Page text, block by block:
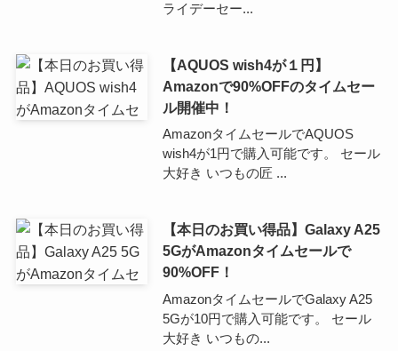
ライデーセー...
【AQUOS wish4が１円】
Amazonで90%OFFのタイムセー
ル開催中！
AmazonタイムセールでAQUOS
wish4が1円で購入可能です。 セール
大好き いつもの匠 ...
【本日のお買い得品】Galaxy A25
5GがAmazonタイムセールで
90%OFF！
AmazonタイムセールでGalaxy A25
5Gが10円で購入可能です。 セール
大好き いつもの...